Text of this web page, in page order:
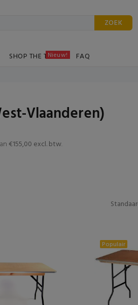
ZOEK
SHOP THE TABLE
Nieuw! FAQ
Vlaanderen)
€155,00 excl. btw.
Populair